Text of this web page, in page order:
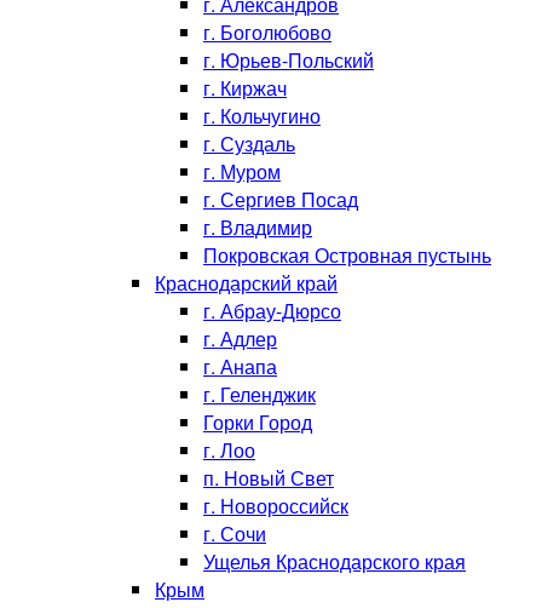
г. Боголюбово
г. Юрьев-Польский
г. Киржач
г. Кольчугино
г. Суздаль
г. Муром
г. Сергиев Посад
г. Владимир
Покровская Островная пустынь
Краснодарский край
г. Абрау-Дюрсо
г. Адлер
г. Анапа
г. Геленджик
Горки Город
г. Лоо
п. Новый Свет
г. Новороссийск
г. Сочи
Ущелья Краснодарского края
Крым